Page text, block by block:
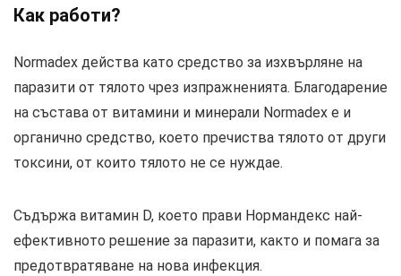
Как работи?
Normadex действа като средство за изхвърляне на
паразити от тялото чрез изпражненията. Благодарение
на състава от витамини и минерали Normadex е и
органично средство, което пречиства тялото от други
токсини, от които тялото не се нуждае.
Съдържа витамин D, което прави Нормандекс най-
ефективното решение за паразити, както и помага за
предотвратяване на нова инфекция.